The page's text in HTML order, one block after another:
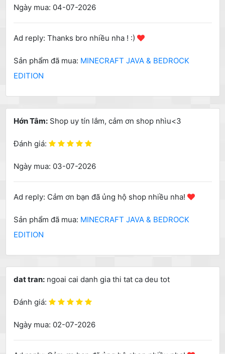
Ngày mua: 04-07-2026
Ad reply: Thanks bro nhiều nha ! :)
Sản phẩm đã mua: MINECRAFT JAVA & BEDROCK
EDITION
Hớn Tâm:Shop uy tín lắm, cảm ơn shop nhìu<3
Đánh giá:
Ngày mua: 03-07-2026
Ad reply: Cảm ơn bạn đã ủng hộ shop nhiều nha!
Sản phẩm đã mua: MINECRAFT JAVA & BEDROCK
EDITION
dat tran:ngoai cai danh gia thi tat ca deu tot
Đánh giá:
Ngày mua: 02-07-2026